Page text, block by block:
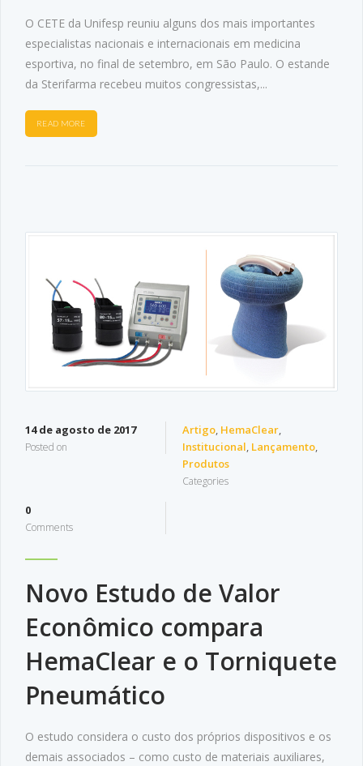
O CETE da Unifesp reuniu alguns dos mais importantes
especialistas nacionais e internacionais em medicina
esportiva, no final de setembro, em São Paulo. O estande
da Sterifarma recebeu muitos congressistas,...
READ MORE
14 de agosto de 2017
Posted on
Artigo, HemaClear,
Institucional, Lançamento,
Produtos
Categories
0
Comments
Novo Estudo de Valor
Econômico compara
HemaClear e o Torniquete
Pneumático
O estudo considera o custo dos próprios dispositivos e os
demais associados – como custo de materiais auxiliares,